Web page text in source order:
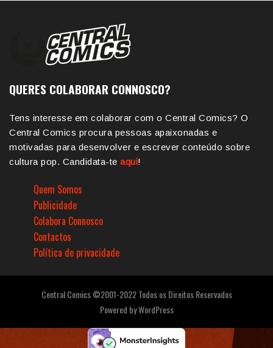
QUERES COLABORAR CONNOSCO?
Tens interesse em colaborar com o Central Comics? O
Central Comics procura pessoas apaixonadas e
motivadas para desenvolver e escrever conteúdo sobre
cultura pop. Candidata-te aqui!
Quem Somos
Publicidade
Colabora Connosco
Contactos
Política de privacidade
Central Comics ©2001-2022 Todos os Direitos Reservados
Powered byWordPress